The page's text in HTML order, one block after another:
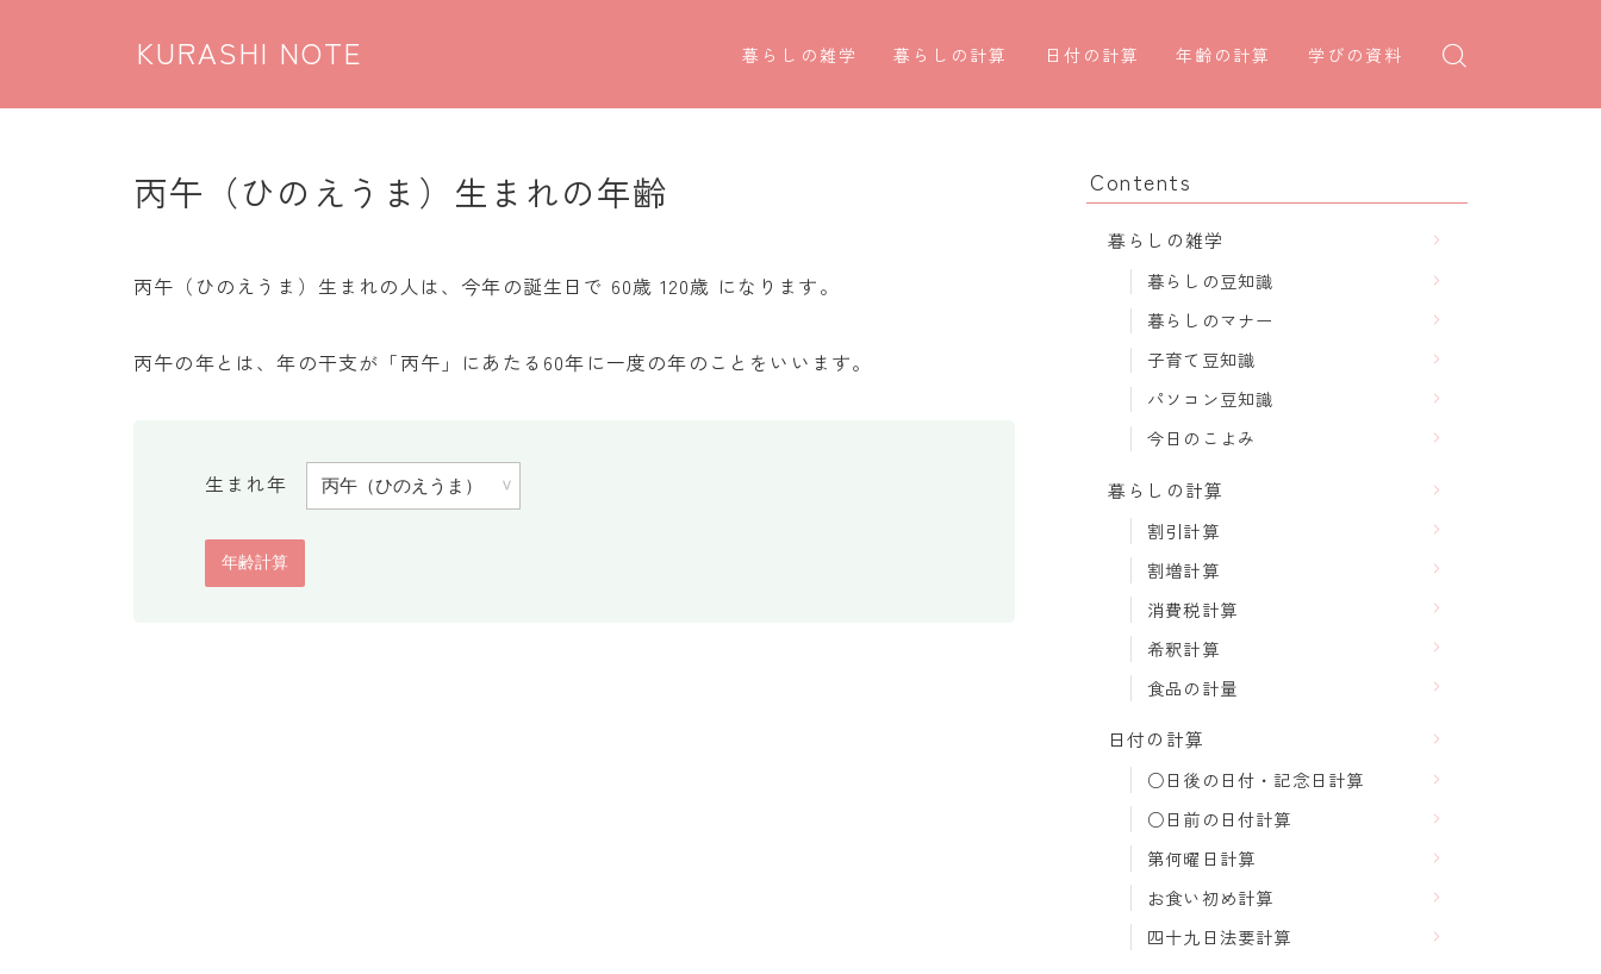
KURASHI NOTE 暮らしの雑学
暮らしの豆知識
暮らしの計算
割引計算
日付の計算
○日後の日付・記念日計算
四十九日法要計算
年齢の計算
年齢・干支計算
長寿祝い計算
学びの資料
学年早見表
丙午（ひのえうま）生まれの年齢
丙午（ひのえうま）生まれの人は、今年の誕生日で 60歳 120歳 になります。
丙午の年とは、年の干支が「丙午」にあたる60年に一度の年のことをいいます。
生まれ年
Contents
暮らしの雑学
暮らしの豆知識
暮らしのマナー
子育て豆知識
パソコン豆知識
今日のこよみ
暮らしの計算
割引計算
割増計算
消費税計算
希釈計算
食品の計量
日付の計算
○日後の日付・記念日計算
○日前の日付計算
第何曜日計算
お食い初め計算
四十九日法要計算